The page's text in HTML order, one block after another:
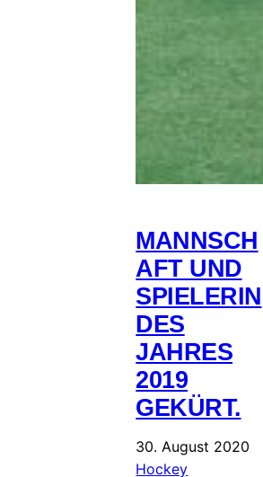
MANNSCH
AFT UND
SPIELERIN
DES
JAHRES
2019
GEKÜRT.
30. August 2020
Hockey